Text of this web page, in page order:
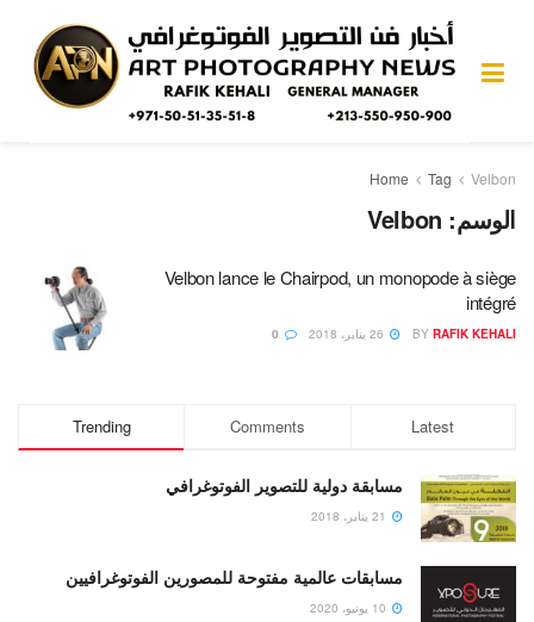
Home Tag Velbon
الوسم: Velbon
Velbon lance le Chairpod, un monopode à siège
intégré
BY RAFIK KEHALI
Trending Comments Latest
مسابقة دولية للتصوير الفوتوغرافي
مسابقات عالمية مفتوحة للمصورين الفوتوغرافيين